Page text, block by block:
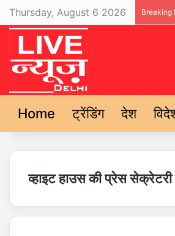
Thursday, August 6 2026 Breaking
Home ट्रेंडिंग देश
व्हाइट हाउस की प्रेस सेक्रेटरी